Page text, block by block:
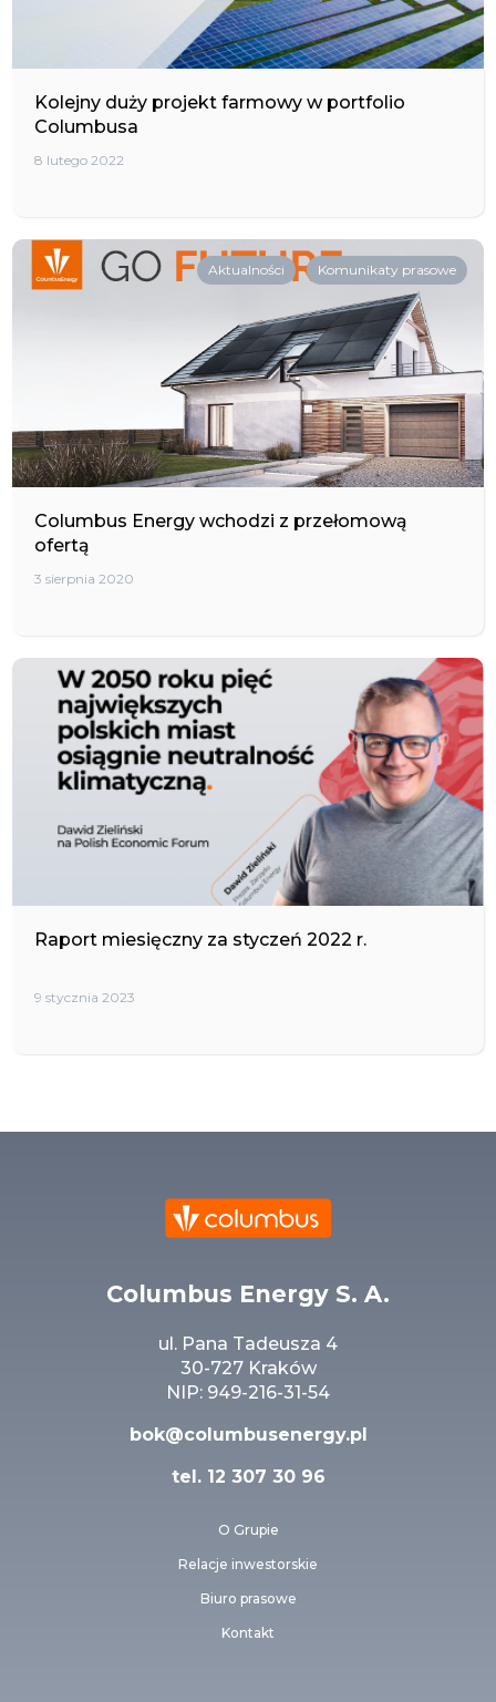
Kolejny duży projekt farmowy w portfolio
Columbusa
8 lutego 2022
Aktualności Komunikaty prasowe
Columbus Energy wchodzi z przełomową
ofertą
3 sierpnia 2020
Raport miesięczny za styczeń 2022 r.
9 stycznia 2023
Columbus Energy S. A.
ul. Pana Tadeusza 4
30-727 Kraków
NIP: 949-216-31-54
bok@columbusenergy.pl
tel.12 307 30 96
O Grupie
Relacje inwestorskie
Biuro prasowe
Kontakt